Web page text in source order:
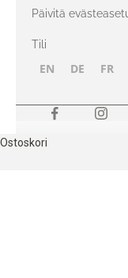
kanssa
Päivitä
Tili
EN DE FR
Ostoskori